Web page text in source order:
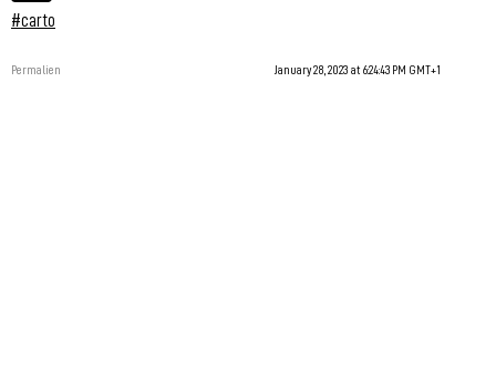
#carto
Permalien January 28, 2023 at 6:24:43 PM GMT+1